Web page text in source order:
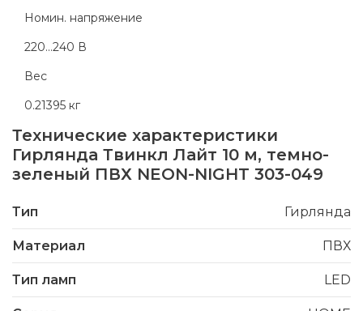
Номин. напряжение
220...240 В
Вес
0.21395 кг
Технические характеристики
Гирлянда Твинкл Лайт 10 м, темно-
зеленый ПВХ NEON-NIGHT 303-049
Тип Гирлянда
Материал ПВХ
Тип ламп LED